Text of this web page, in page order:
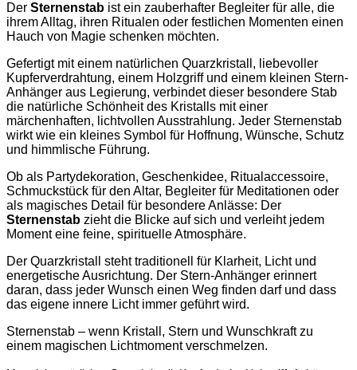
Der Sternenstab ist ein zauberhafter Begleiter für alle, die
ihrem Alltag, ihren Ritualen oder festlichen Momenten einen
Hauch von Magie schenken möchten.
Gefertigt mit einem natürlichen Quarzkristall, liebevoller
Kupferverdrahtung, einem Holzgriff und einem kleinen Stern-
Anhänger aus Legierung, verbindet dieser besondere Stab
die natürliche Schönheit des Kristalls mit einer
märchenhaften, lichtvollen Ausstrahlung. Jeder Sternenstab
wirkt wie ein kleines Symbol für Hoffnung, Wünsche, Schutz
und himmlische Führung.
Ob als Partydekoration, Geschenkidee, Ritualaccessoire,
Schmuckstück für den Altar, Begleiter für Meditationen oder
als magisches Detail für besondere Anlässe: Der
Sternenstab zieht die Blicke auf sich und verleiht jedem
Moment eine feine, spirituelle Atmosphäre.
Der Quarzkristall steht traditionell für Klarheit, Licht und
energetische Ausrichtung. Der Stern-Anhänger erinnert
daran, dass jeder Wunsch einen Weg finden darf und dass
das eigene innere Licht immer geführt wird.
Sternenstab – wenn Kristall, Stern und Wunschkraft zu
einem magischen Lichtmoment verschmelzen.